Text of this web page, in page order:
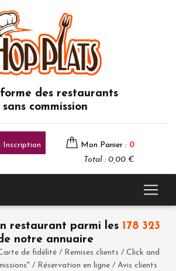
des restaurants
sans commission
Inscription Mon Panier : 0
Total : 0,00 €
restaurant parmi les 178 323
notre annuaire
de fidélité / Remises clients / Click and
/ Réservation en ligne / Avis clients